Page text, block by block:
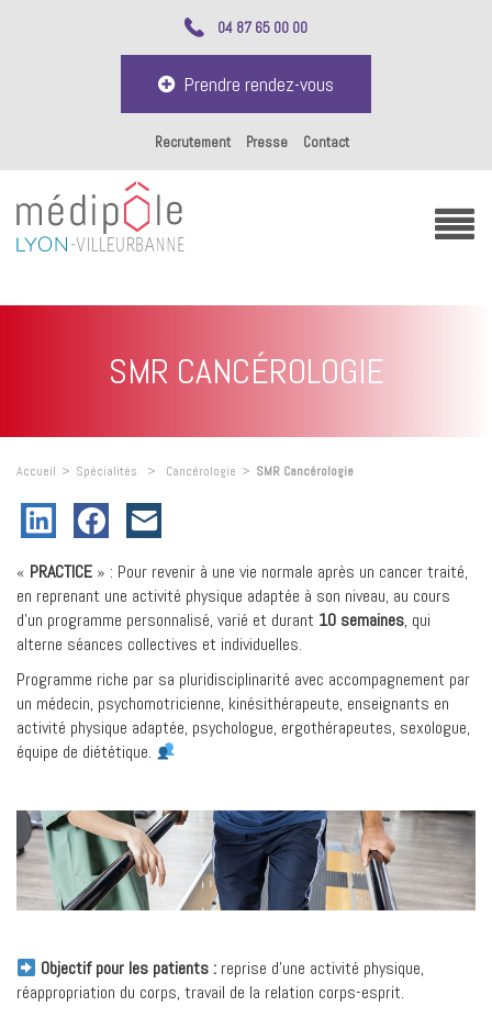
04 87 65 00 00
Prendre rendez-vous
Recrutement Presse Contact
SMR CANCÉROLOGIE
Accueil > Spécialités > Cancérologie > SMR Cancérologie
« PRACTICE » : Pour revenir à une vie normale après un cancer traité,
en reprenant une activité physique adaptée à son niveau, au cours
d’un programme personnalisé, varié et durant 10 semaines, qui
alterne séances collectives et individuelles.
Programme riche par sa pluridisciplinarité avec accompagnement par
un médecin, psychomotricienne, kinésithérapeute, enseignants en
activité physique adaptée, psychologue, ergothérapeutes, sexologue,
équipe de diététique.
Objectif pour les patients : reprise d’une activité physique,
réappropriation du corps, travail de la relation corps-esprit.